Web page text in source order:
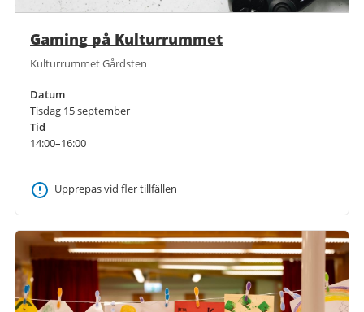
Gaming på Kulturrummet
Kulturrummet Gårdsten
Datum
Tisdag 15 september
Tid
14:00–16:00
Upprepas vid fler tillfällen